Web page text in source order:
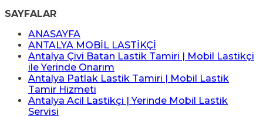
SAYFALAR
ANASAYFA
ANTALYA MOBİL LASTİKÇİ
Antalya Çivi Batan Lastik Tamiri | Mobil Lastikçi
ile Yerinde Onarım
Antalya Patlak Lastik Tamiri | Mobil Lastik
Tamir Hizmeti
Antalya Acil Lastikçi | Yerinde Mobil Lastik
Servisi